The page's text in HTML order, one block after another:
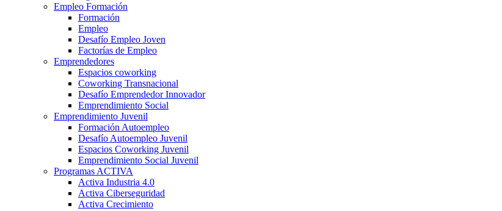
Empleo Formación
Formación
Empleo
Desafío Empleo Joven
Factorías de Empleo
Emprendedores
Espacios coworking
Coworking Transnacional
Desafío Emprendedor Innovador
Emprendimiento Social
Emprendimiento Juvenil
Formación Autoempleo
Desafío Autoempleo Juvenil
Espacios Coworking Juvenil
Emprendimiento Social Juvenil
Programas ACTIVA
Activa Industria 4.0
Activa Ciberseguridad
Activa Crecimiento